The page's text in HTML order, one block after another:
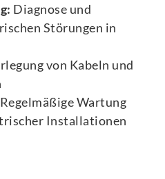
Diagnose und
Störungen in
von Kabeln und
Regelmäßige Wartung
Installationen